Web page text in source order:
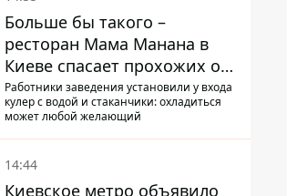
средств
Больше бы такого –
ресторан Мама Манана в
Киеве спасает прохожих от
жары
Работники заведения установили у входа
кулер с водой и стаканчики: охладиться
может любой желающий
14:44
Киевское метро объявило